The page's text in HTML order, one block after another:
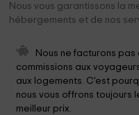
Nous vous garantissons la
hébergements et de nos
Nous ne facturons pas
commissions aux
aux logements. C'est
nous vous offrons toujours
meilleur prix.